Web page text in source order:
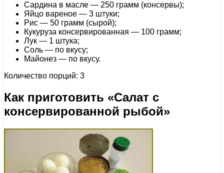
Сардина в масле — 250 грамм (консервы);
Яйцо вареное — 3 штуки;
Рис — 50 грамм (сырой);
Кукуруза консервированная — 100 грамм;
Лук — 1 штука;
Соль — по вкусу;
Майонез — по вкусу.
Количество порций: 3
Как приготовить «Салат с
консервированной рыбой»